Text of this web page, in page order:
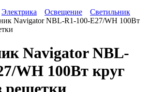
Электрика Освещение
Светильник
Navigator NBL-R1-100-E27/WH 100Вт
Navigator NBL-
WH 100Вт круг